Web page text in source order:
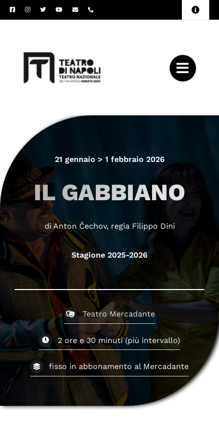
Salta
al
Toggle
21 gennaio > 1 febbraio 2026
IL GABBIANO
di Anton Čechov, regia Filippo Dini
Stagione 2025-2026
Teatro Mercadante
2 ore e 30 minuti (più intervallo)
fisso in abbonamento al Mercadante